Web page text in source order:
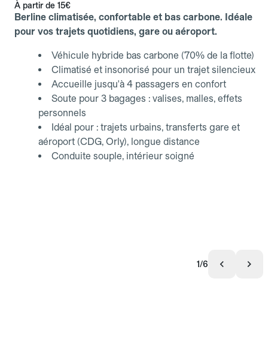
À partir de 15€
Berline climatisée, confortable et bas carbone. Idéale
pour vos trajets quotidiens, gare ou aéroport.
Véhicule hybride bas carbone (70% de la flotte)
Climatisé et insonorisé pour un trajet silencieux
Accueille jusqu'à 4 passagers en confort
Soute pour 3 bagages : valises, malles, effets
personnels
Idéal pour : trajets urbains, transferts gare et
aéroport (CDG, Orly), longue distance
Conduite souple, intérieur soigné
1/6